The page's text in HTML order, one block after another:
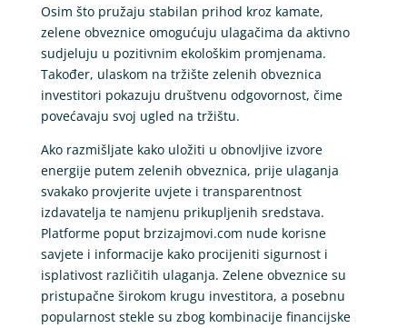
Osim što pružaju stabilan prihod kroz kamate,
zelene obveznice omogućuju ulagačima da aktivno
sudjeluju u pozitivnim ekološkim promjenama.
Također, ulaskom na tržište zelenih obveznica
investitori pokazuju društvenu odgovornost, čime
povećavaju svoj ugled na tržištu.
Ako razmišljate kako uložiti u obnovljive izvore
energije putem zelenih obveznica, prije ulaganja
svakako provjerite uvjete i transparentnost
izdavatelja te namjenu prikupljenih sredstava.
Platforme poput brzizajmovi.com nude korisne
savjete i informacije kako procijeniti sigurnost i
isplativost različitih ulaganja. Zelene obveznice su
pristupačne širokom krugu investitora, a posebnu
popularnost stekle su zbog kombinacije financijske